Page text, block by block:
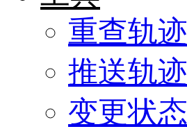
重查轨迹
推送轨迹
变更状态